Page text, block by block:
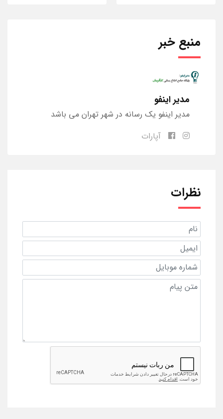
منبع خبر
مدیر اینفو
مدیر اینفو یک رسانه در شهر تهران می باشد
آپارات
نظرات